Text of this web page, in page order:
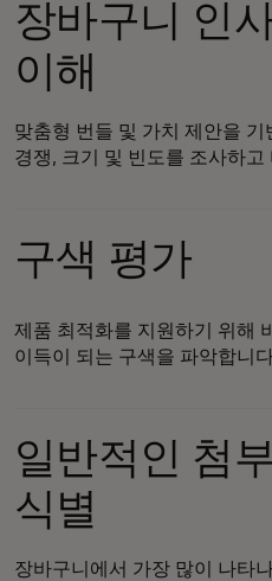
장바구니 인
이해
맞춤형 번들 및 가치 제안을 기
경쟁, 크기 및 빈도를 조사하고
구색 평가
제품 최적화를 지원하기 위해
이득이 되는 구색을 파악합니
일반적인 첨
식별
장바구니에서 가장 많이 나타